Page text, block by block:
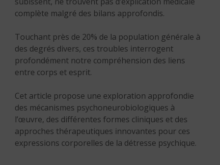
complète malgré des bilans approfondis.
Touchant près de 20% de la population générale à
des degrés divers, ces troubles interrogent
profondément notre compréhension des liens
entre corps et esprit.
Cet article propose une exploration approfondie
des mécanismes psychoneurobiologiques à
l’œuvre, des différentes formes cliniques et des
approches thérapeutiques innovantes pour ces
expressions corporelles de la détresse psychique.